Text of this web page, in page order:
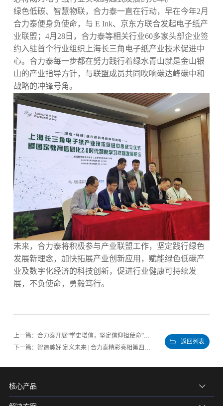
绿色低碳、智慧物联，合力泰一直在行动，早在今年2月
合力泰便身负使命，与 E Ink、京东方联合发起电子纸产
业联盟；4月28日，合力泰等相关行业60多家头部企业签
约入驻首个行业组织上海长三角电子纸产业技术促进中
心。合力泰每一步都在努力践行着绿水青山就是金山银
山的产业指导方针，与联盟成员共同吹响碳达峰碳中和
战略的冲锋号角。
未来，合力泰将积极参与产业联盟工作，坚定践行绿色
发展新理念，加快拓展产业创新应用，赋能绿色低碳产
业及数字化经济的科技创新，促进行业健康可持续发
展，不负使命，勇毅笃行。
上一篇：合力泰开展“学史增信，坚定信仰担使命”党史学习教育主题党日活动
下一篇：智造美好 定义未来 | 合力泰精彩亮相第四届数字中国建设成果展览会暨首届数字产品博览会
返回列表
核心产品